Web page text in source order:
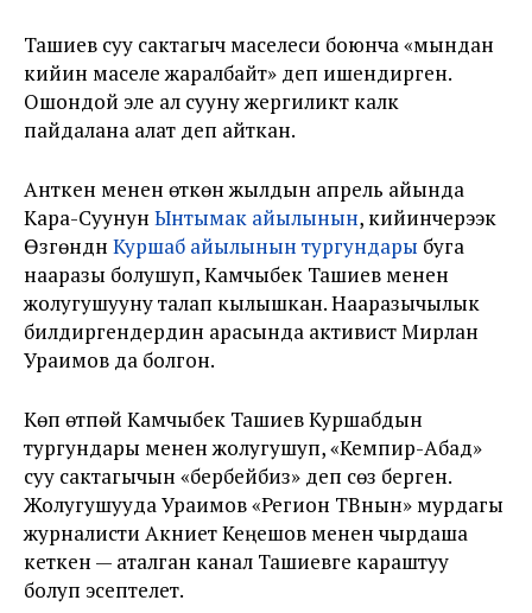
Ташиев суу сактагыч маселеси боюнча «мындан
кийин маселе жаралбайт» деп ишендирген.
Ошондой эле ал сууну жергиликтүү калк
пайдалана алат деп айткан.
Анткен менен өткөн жылдын апрель айында
Кара-Суунун Ынтымак айылынын, кийинчерээк
Өзгөндүн Куршаб айылынын тургундары буга
нааразы болушуп, Камчыбек Ташиев менен
жолугушууну талап кылышкан. Нааразычылык
билдиргендердин арасында активист Мирлан
Ураимов да болгон.
Көп өтпөй Камчыбек Ташиев Куршабдын
тургундары менен жолугушуп, «Кемпир-Абад»
суу сактагычын «бербейбиз» деп сөз берген.
Жолугушууда Ураимов «Регион ТВнын» мурдагы
журналисти Акниет Кеңешов менен чырдаша
кеткен — аталган канал Ташиевге караштуу
болуп эсептелет.